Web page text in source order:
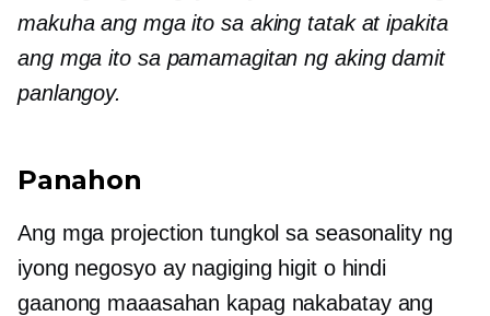
makuha ang mga ito sa aking tatak at ipakita
ang mga ito sa pamamagitan ng aking damit
panlangoy.
Panahon
Ang mga projection tungkol sa seasonality ng
iyong negosyo ay nagiging higit o hindi
gaanong maaasahan kapag nakabatay ang